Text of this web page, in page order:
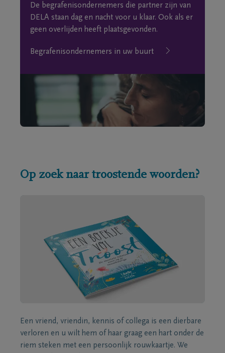
De begrafenisondernemers die partner zijn van
DELA staan dag en nacht voor u klaar. Ook als er
geen overlijden heeft plaatsgevonden.
Begrafenisondernemers in uw buurt
Op zoek naar troostende woorden?
Een vriend, vriendin, kennis of collega is een dierbare
verloren en u wilt hem of haar graag een hart onder de
riem steken met een persoonlijk rouwkaartje. We